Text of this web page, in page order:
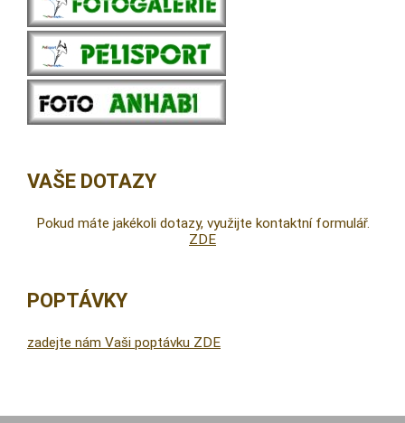
VAŠE DOTAZY
Pokud máte jakékoli dotazy, využijte kontaktní formulář.
ZDE
POPTÁVKY
zadejte nám Vaši poptávku ZDE